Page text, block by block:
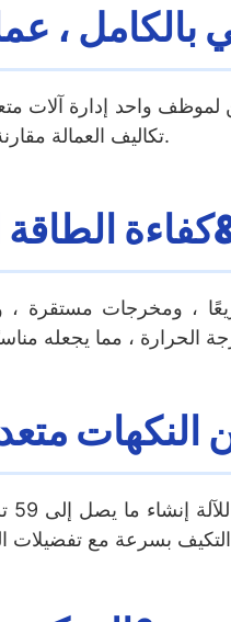
بالكامل ،
لموظف واحد إدارة
تكاليف العمالة مقارنة بمعدات الآيس كريم التجارية التقليدية.
التبريد&
، ومخرجات مستقرة
النكهات